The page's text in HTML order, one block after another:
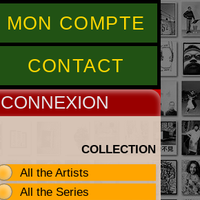
MON COMPTE
CONTACT
CONNEX
COLLECTION
All the Artists
All the Series